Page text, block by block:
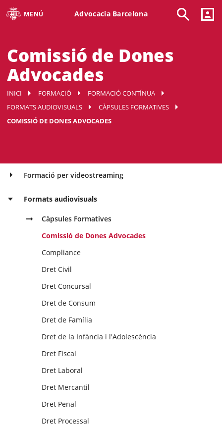
MENÚ Advocacia Barcelona
Comissió de Dones
Advocades
INICI FORMACIÓ
FORMACIÓ CONTÍNUA
FORMATS AUDIOVISUALS
CÀPSULES FORMATIVES
COMISSIÓ DE DONES ADVOCADES
Formació per videostreaming
Formats audiovisuals
Càpsules Formatives
Comissió de Dones Advocades
Compliance
Dret Civil
Dret Concursal
Dret de Consum
Dret de Família
Dret de la Infància i l'Adolescència
Dret Fiscal
Dret Laboral
Dret Mercantil
Dret Penal
Dret Processal